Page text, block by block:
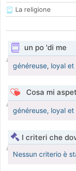
La religione
un po 'di me
généreuse, loyal et
Cosa mi
généreuse, loyal et
I criteri che
Nessun criterio è